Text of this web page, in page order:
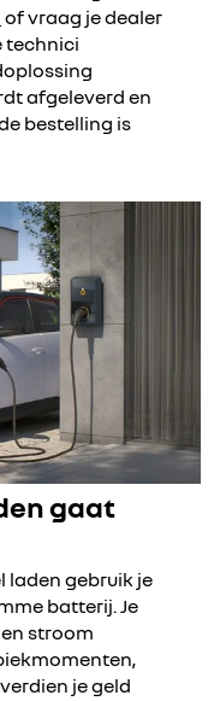
of vraag je dealer
technici
afgeleverd en
bestelling is
gaat
laden gebruik je
batterij. Je
stroom
je geld